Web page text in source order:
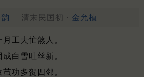
清末民国初 · 金允植
工夫忙煞人。
白雪吐丝新。
功多贺四邻。